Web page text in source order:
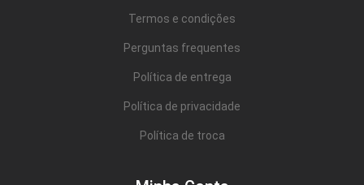
Termos e condições
Perguntas frequentes
Política de entrega
Política de privacidade
Política de troca